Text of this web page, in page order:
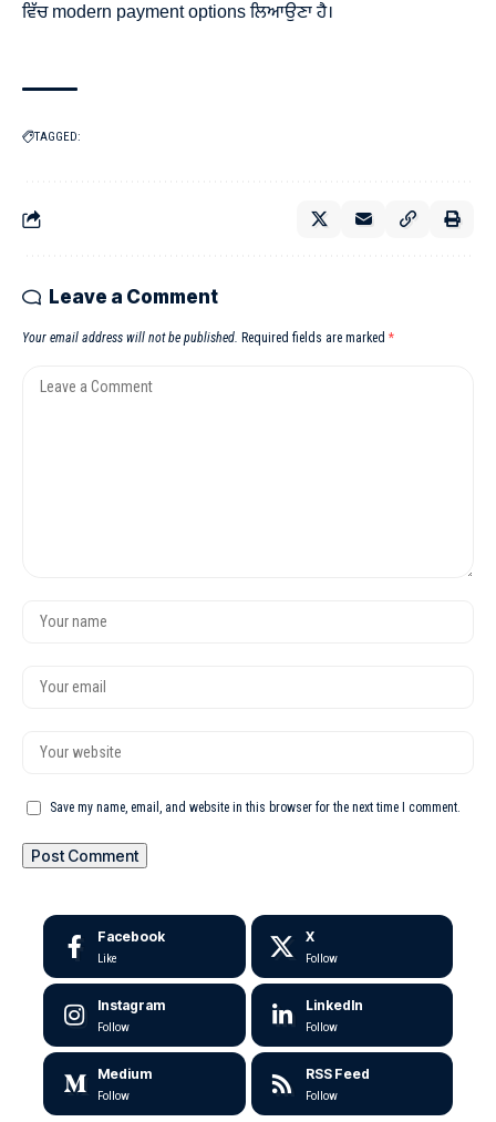
ਵਿੱਚ modern payment options ਲਿਆਉਣਾ ਹੈ।
TAGGED:
Leave a Comment
Your email address will not be published. Required fields are marked *
Save my name, email, and website in this browser for the next time I comment.
Facebook
Like
X
Follow
Instagram
Follow
LinkedIn
Follow
Medium
Follow
RSS Feed
Follow